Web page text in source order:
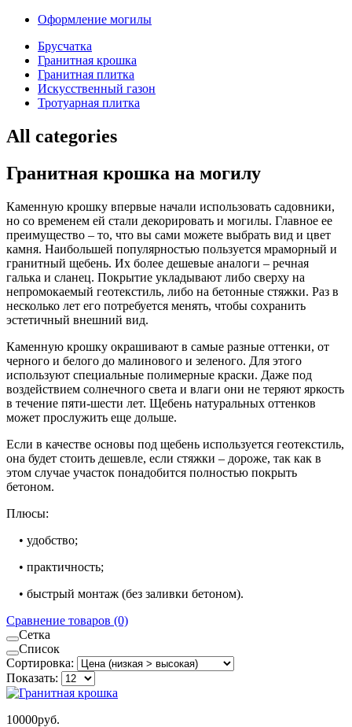
Оформление могилы
Брусчатка
Гранитная крошка
Гранитная плитка
Искусственный газон
Тротуарная плитка
All categories
Гранитная крошка на могилу
Каменную крошку впервые начали использовать садовники,
но со временем ей стали декорировать и могилы. Главное ее
преимущество – то, что вы сами можете выбрать вид и цвет
камня. Наибольшей популярностью пользуется мраморный и
гранитный щебень. Их более дешевые аналоги – речная
галька и сланец. Покрытие укладывают либо сверху на
непромокаемый геотекстиль, либо на бетонные стяжки. Раз в
несколько лет его потребуется менять, чтобы сохранить
эстетичный внешний вид.
Каменную крошку окрашивают в самые разные оттенки, от
черного и белого до малинового и зеленого. Для этого
используют специальные полимерные краски. Даже под
воздействием солнечного света и влаги они не теряют яркость
в течение пяти-шести лет. Щебень натуральных оттенков
может прослужить еще дольше.
Если в качестве основы под щебень используется геотекстиль,
она будет стоить дешевле, если стяжки – дороже, так как в
этом случае участок понадобится полностью покрыть
бетоном.
Плюсы:
• удобство;
• практичность;
• быстрый монтаж (без заливки бетоном).
Сравнение товаров (0)
Сетка
Список
Сортировка:
Показать:
10000руб.